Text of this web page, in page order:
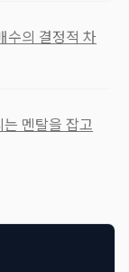
수의 결정적 차
멘탈을 잡고